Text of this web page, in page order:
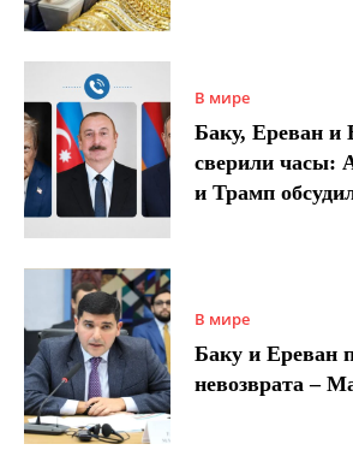
В мире
Баку, Ереван и
сверили часы:
и Трамп
В мире
Баку и Ереван
невозврата –